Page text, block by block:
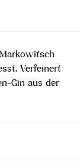
Verfeinert
Gin aus der